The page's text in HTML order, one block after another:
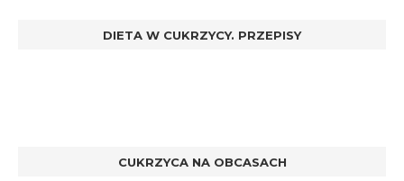
DIETA W CUKRZYCY. PRZEPISY
CUKRZYCA NA OBCASACH